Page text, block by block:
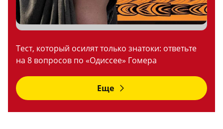
Тест, который осилят только знатоки: ответьте
на 8 вопросов по «Одиссее» Гомера
Еще